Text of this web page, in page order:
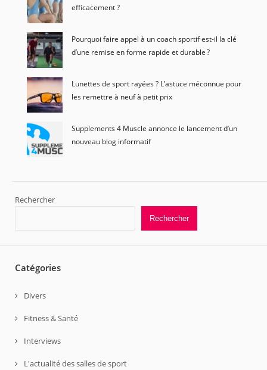
efficacement ?
Pourquoi faire appel à un coach sportif est-il la clé
d’une remise en forme rapide et durable ?
Lunettes de sport rayées ? L’astuce méconnue pour
les remettre à neuf à petit prix
Supplements 4 Muscle annonce le lancement d’un
nouveau blog informatif
Rechercher
Rechercher
Catégories
Divers
Fitness & Santé
Interviews
L'actualité des salles de sport